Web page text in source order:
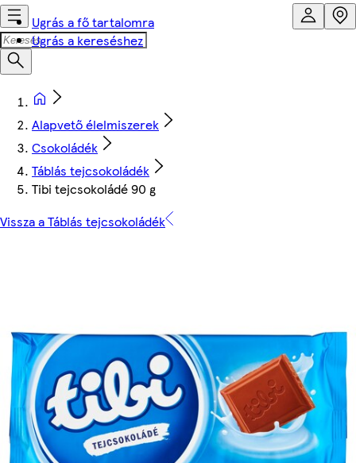
Ugrás a fő tartalomra
Ugrás a kereséshez
Alapvető élelmiszerek
Csokoládék
Táblás tejcsokoládék
Tibi tejcsokoládé 90 g
Vissza a Táblás tejcsokoládék